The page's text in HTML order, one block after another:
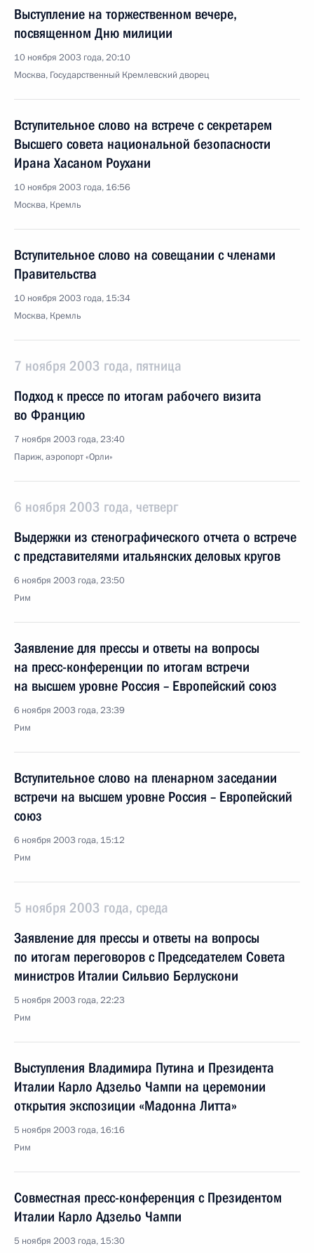
Выступление на торжественном вечере,
посвященном Дню милиции
10 ноября 2003 года, 20:10
Москва, Государственный Кремлевский дворец
Вступительное слово на встрече с секретарем
Высшего совета национальной безопасности
Ирана Хасаном Роухани
10 ноября 2003 года, 16:56
Москва, Кремль
Вступительное слово на совещании с членами
Правительства
10 ноября 2003 года, 15:34
Москва, Кремль
7 ноября 2003 года, пятница
Подход к прессе по итогам рабочего визита
во Францию
7 ноября 2003 года, 23:40
Париж, аэропорт «Орли»
6 ноября 2003 года, четверг
Выдержки из стенографического отчета о встрече
с представителями итальянских деловых кругов
6 ноября 2003 года, 23:50
Рим
Заявление для прессы и ответы на вопросы
на пресс-конференции по итогам встречи
на высшем уровне Россия – Европейский союз
6 ноября 2003 года, 23:39
Рим
Вступительное слово на пленарном заседании
встречи на высшем уровне Россия – Европейский
союз
6 ноября 2003 года, 15:12
Рим
5 ноября 2003 года, среда
Заявление для прессы и ответы на вопросы
по итогам переговоров с Председателем Совета
министров Италии Сильвио Берлускони
5 ноября 2003 года, 22:23
Рим
Выступления Владимира Путина и Президента
Италии Карло Адзельо Чампи на церемонии
открытия экспозиции «Мадонна Литта»
5 ноября 2003 года, 16:16
Рим
Совместная пресс-конференция с Президентом
Италии Карло Адзельо Чампи
5 ноября 2003 года, 15:30